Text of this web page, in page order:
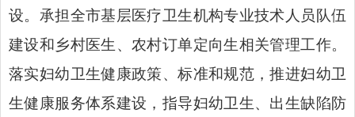
设。承担全市基层医疗卫生机构专业技术人员队伍
建设和乡村医生、农村订单定向生相关管理工作。
落实妇幼卫生健康政策、标准和规范，推进妇幼卫
生健康服务体系建设，指导妇幼卫生、出生缺陷防